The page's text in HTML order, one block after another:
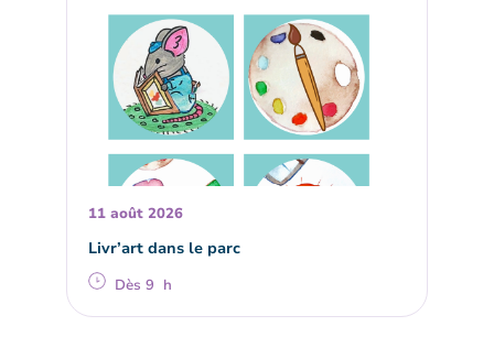
11 août 2026
Livr’art dans le parc
Dès 9 h